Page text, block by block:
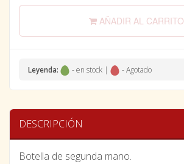
AÑADIR AL CARRITO
Leyenda: - en stock | - Agotado
DESCRIPCIÓN
Botella de segunda mano.